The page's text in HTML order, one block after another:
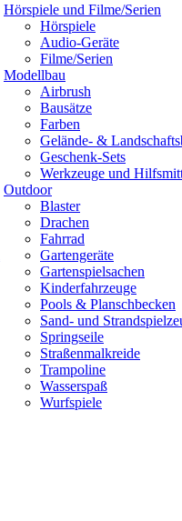
Hörspiele und Filme/Serien
Hörspiele
Audio-Geräte
Filme/Serien
Modellbau
Airbrush
Bausätze
Farben
Gelände- &
Geschenk-Sets
Werkzeuge und
Outdoor
Blaster
Drachen
Fahrrad
Gartengeräte
Gartenspielsachen
Kinderfahrzeuge
Pools & Planschbecken
Sand- und
Springseile
Straßenmalkreide
Trampoline
Wasserspaß
Wurfspiele